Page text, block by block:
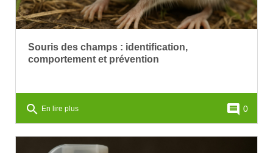
Souris des champs : identification,
comportement et prévention
search En lire plus comment 0